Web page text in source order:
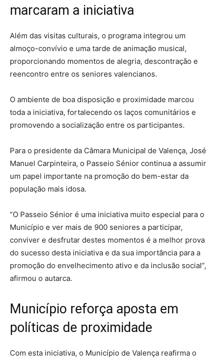
marcaram a iniciativa
Além das visitas culturais, o programa integrou um
almoço-convívio e uma tarde de animação musical,
proporcionando momentos de alegria, descontração e
reencontro entre os seniores valencianos.
O ambiente de boa disposição e proximidade marcou
toda a iniciativa, fortalecendo os laços comunitários e
promovendo a socialização entre os participantes.
Para o presidente da Câmara Municipal de Valença, José
Manuel Carpinteira, o Passeio Sénior continua a assumir
um papel importante na promoção do bem-estar da
população mais idosa.
“O Passeio Sénior é uma iniciativa muito especial para o
Município e ver mais de 900 seniores a participar,
conviver e desfrutar destes momentos é a melhor prova
do sucesso desta iniciativa e da sua importância para a
promoção do envelhecimento ativo e da inclusão social”,
afirmou o autarca.
Município reforça aposta em
políticas de proximidade
Com esta iniciativa, o Município de Valença reafirma o